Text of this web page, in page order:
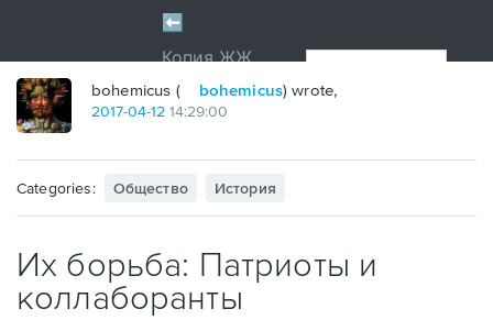
bohemicus ( bohemicus) wrote,
2017-04-12 14:29:00
Categories: Общество История
Их борьба: Патриоты и
коллаборанты